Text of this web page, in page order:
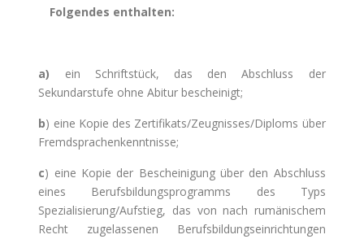
Folgendes enthalten:
a) ein Schriftstück, das den Abschluss der
Sekundarstufe ohne Abitur bescheinigt;
b) eine Kopie des Zertifikats/Zeugnisses/Diploms über
Fremdsprachenkenntnisse;
c) eine Kopie der Bescheinigung über den Abschluss
eines Berufsbildungsprogramms des Typs
Spezialisierung/Aufstieg, das von nach rumänischem
Recht zugelassenen Berufsbildungseinrichtungen